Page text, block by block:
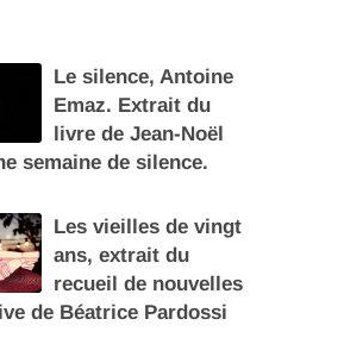
Le silence, Antoine
Emaz. Extrait du
livre de Jean-Noël
semaine de silence.
Les vieilles de vingt
ans, extrait du
recueil de nouvelles
de Béatrice Pardossi